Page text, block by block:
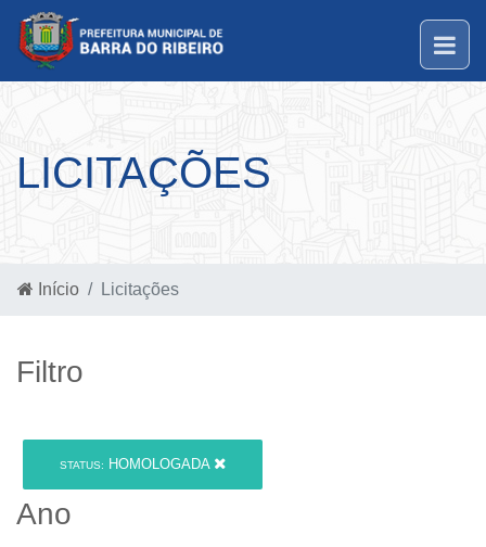
LICITAÇÕES
Início Licitações
Filtro
STATUS: HOMOLOGADA
Ano